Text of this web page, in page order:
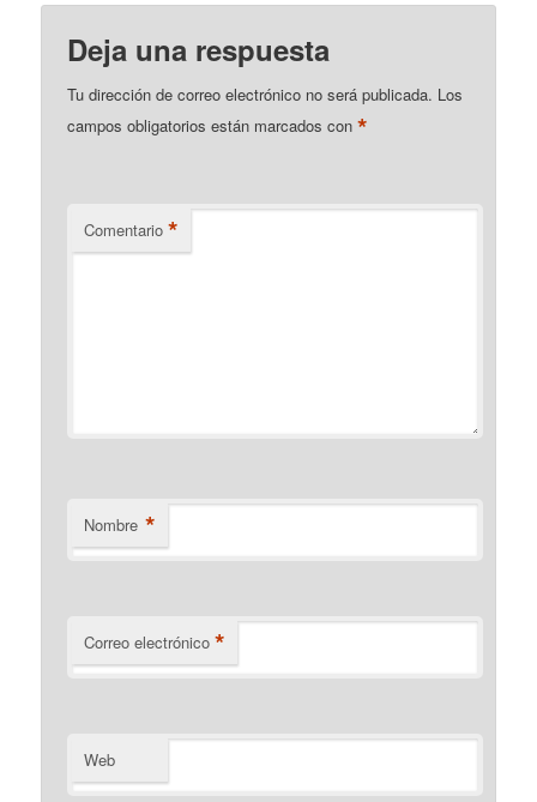
Deja una respuesta
Tu dirección de correo electrónico no será publicada. Los
campos obligatorios están marcados con*
Comentario *
Nombre *
Correo electrónico *
Web